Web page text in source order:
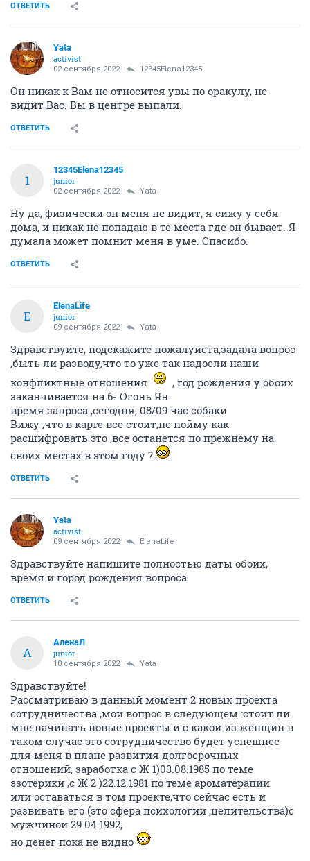
ОТВЕТИТЬ
Yata
activist
02 сентября 2022 12345Elena12345
Он никак к Вам не относится увы по оракулу, не
видит Вас. Вы в центре выпали.
ОТВЕТИТЬ
1
12345Elena12345
junior
02 сентября 2022 Yata
Ну да, физически он меня не видит, я сижу у себя
дома, и никак не попадаю в те места где он бывает. Я
думала может помнит меня в уме. Спасибо.
ОТВЕТИТЬ
E
ElenaLife
junior
09 сентября 2022 Yata
Здравствуйте, подскажите пожалуйста,задала вопрос
,быть ли разводу,что то уже так надоели наши
конфликтные отношения
, год рождения у обоих
заканчивается на 6- Огонь Ян
время запроса ,сегодня, 08/09 час собаки
Вижу ,что в карте все стоит,не пойму как
расшифровать это ,все останется по прежнему на
своих местах в этом году ?
ОТВЕТИТЬ
Yata
activist
09 сентября 2022 ElenaLife
Здравствуйте напишите полностью даты обоих,
время и город рождения вопроса
ОТВЕТИТЬ
А
АленаЛ
junior
10 сентября 2022 Yata
Здравствуйте!
Рассматриваю в данный момент 2 новых проекта
сотрудничества ,мой вопрос в следующем :стоит ли
мне начинать новыe проекты и с какой из женщин в
таком случае это сотрудничество будет успешнее
для меня в плане развития долгосрочных
отношений, заработка с Ж 1)03.08.1985 по теме
эзотерики ,с Ж 2 )22.12.1981 по теме ароматерапии
или оставаться в том проекте,что сейчас есть и
развивать его (это сфера психологии ,целительства)с
мужчиной 29.04.1992,
но денег пока не видно